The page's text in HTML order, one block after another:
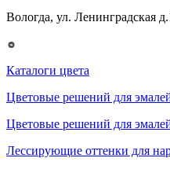
Вологда, ул.
Каталоги цвета
Цветовые решений для
Цветовые решений для
Лессирующие оттенки для